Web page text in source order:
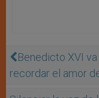
Benedicto XVI
recordar el amor